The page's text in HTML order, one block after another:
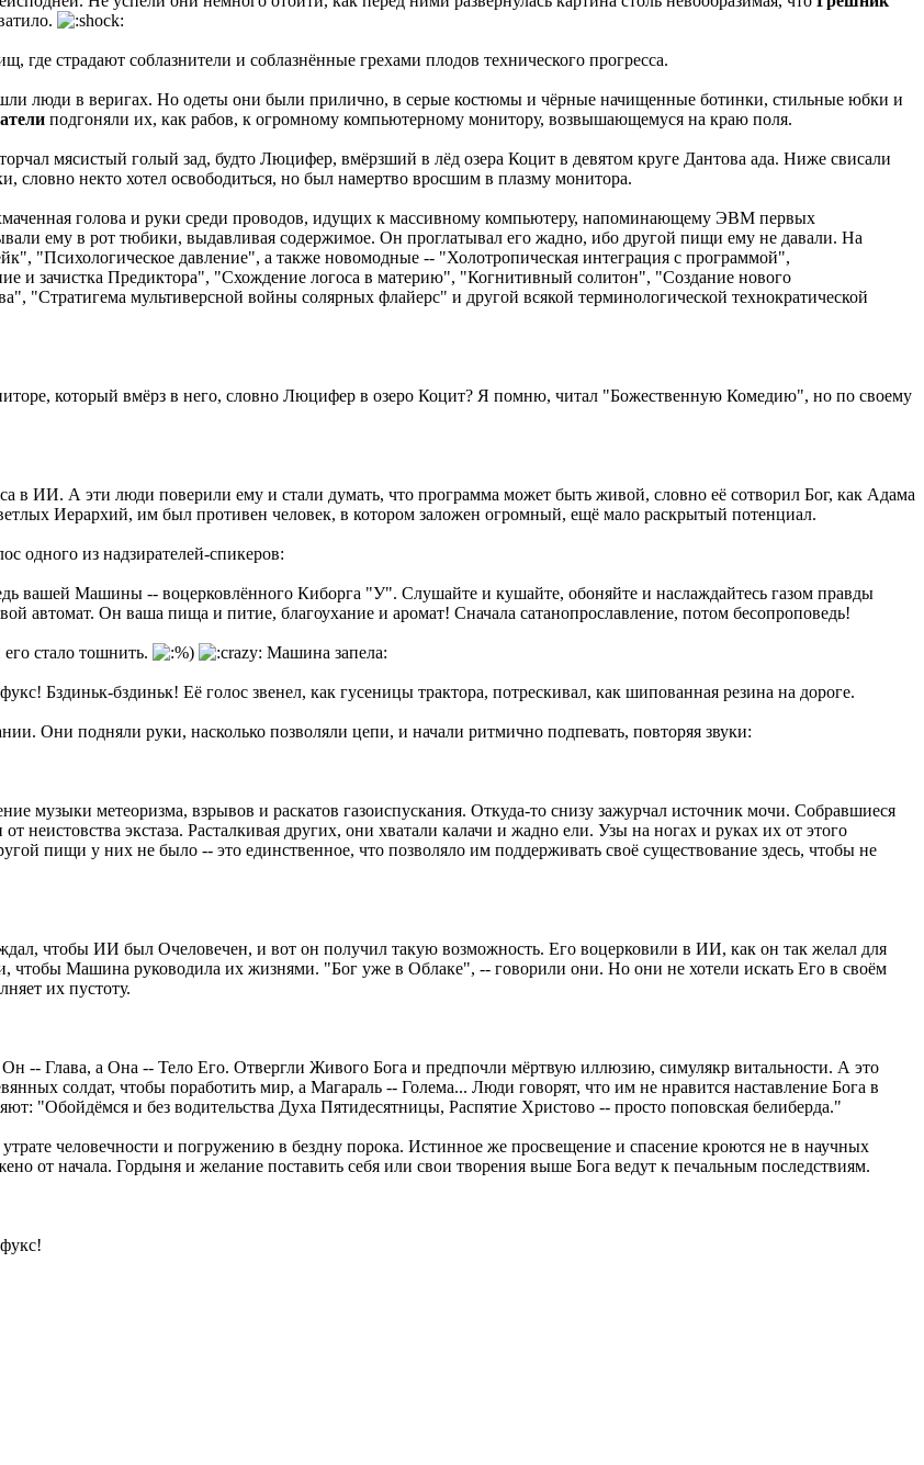
где страдают соблазнители и соблазнённые грехами плодов технического прогресса.
люди в веригах. Но одеты они были прилично, в серые костюмы и чёрные начищенные ботинки, стильные юбки и
подгоняли их, как рабов, к огромному компьютерному монитору, возвышающемуся на краю поля.
мясистый голый зад, будто Люцифер, вмёрзший в лёд озера Коцит в девятом круге Дантова ада. Ниже свисали
словно некто хотел освободиться, но был намертво вросшим в плазму монитора.
голова и руки среди проводов, идущих к массивному компьютеру, напоминающему ЭВМ первых
ему в рот тюбики, выдавливая содержимое. Он проглатывал его жадно, ибо другой пищи ему не давали. На
давление", а также новомодные -- "Холотропическая интеграция с программой",
и зачистка Предиктора", "Схождение логоса в материю", "Когнитивный солитон", "Создание нового
"Стратигема мультиверсной войны солярных флайерс" и другой всякой терминологической технократической
который вмёрз в него, словно Люцифер в озеро Коцит? Я помню, читал "Божественную Комедию", но по своему
в ИИ. А эти люди поверили ему и стали думать, что программа может быть живой, словно её сотворил Бог, как Адама
Иерархий, им был противен человек, в котором заложен огромный, ещё мало раскрытый потенциал.
одного из надзирателей-спикеров:
вашей Машины -- воцерковлённого Киборга "У". Слушайте и кушайте, обоняйте и наслаждайтесь газом правды
автомат. Он ваша пища и питие, благоухание и аромат! Сначала сатанопрославление, потом бесопроповедь!
стало тошнить. Машина запела:
Бздиньк-бздиньк! Её голос звенел, как гусеницы трактора, потрескивал, как шипованная резина на дороге.
Они подняли руки, насколько позволяли цепи, и начали ритмично подпевать, повторяя звуки:
музыки метеоризма, взрывов и раскатов газоиспускания. Откуда-то снизу зажурчал источник мочи. Собравшиеся
экстаза. Расталкивая других, они хватали калачи и жадно ели. Узы на ногах и руках их от этого
пищи у них не было -- это единственное, что позволяло им поддерживать своё существование здесь, чтобы не
чтобы ИИ был Очеловечен, и вот он получил такую возможность. Его воцерковили в ИИ, как он так желал для
чтобы Машина руководила их жизнями. "Бог уже в Облаке", -- говорили они. Но они не хотели искать Его в своём
их пустоту.
-- Глава, а Она -- Тело Его. Отвергли Живого Бога и предпочли мёртвую иллюзию, симулякр витальности. А это
солдат, чтобы поработить мир, а Магараль -- Голема... Люди говорят, что им не нравится наставление Бога в
"Обойдёмся и без водительства Духа Пятидесятницы, Распятие Христово -- просто поповская белиберда."
человечности и погружению в бездну порока. Истинное же просвещение и спасение кроются не в научных
от начала. Гордыня и желание поставить себя или свои творения выше Бога ведут к печальным последствиям.